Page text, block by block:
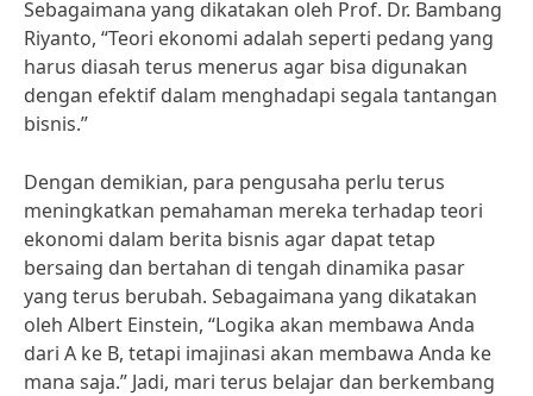
Sebagaimana yang dikatakan oleh Prof. Dr. Bambang
Riyanto, “Teori ekonomi adalah seperti pedang yang
harus diasah terus menerus agar bisa digunakan
dengan efektif dalam menghadapi segala tantangan
bisnis.”
Dengan demikian, para pengusaha perlu terus
meningkatkan pemahaman mereka terhadap teori
ekonomi dalam berita bisnis agar dapat tetap
bersaing dan bertahan di tengah dinamika pasar
yang terus berubah. Sebagaimana yang dikatakan
oleh Albert Einstein, “Logika akan membawa Anda
dari A ke B, tetapi imajinasi akan membawa Anda ke
mana saja.” Jadi, mari terus belajar dan berkembang